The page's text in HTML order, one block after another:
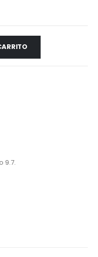
9.7.